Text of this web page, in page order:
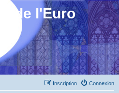
de l'Euro
Connexion
Inscription